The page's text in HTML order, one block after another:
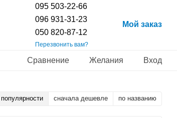
095 503-22-66
096 931-31-23
050 820-87-12
Перезвонить вам?
Мой заказ
Сравнение Желания Вход
сначала дешевле по названию